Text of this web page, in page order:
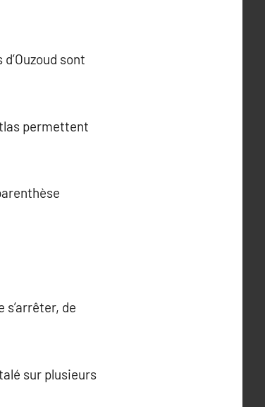
sont
permettent
de
sur plusieurs